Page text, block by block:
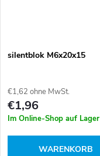
silentblok M6x20x15
€1,62 ohne MwSt.
€1,96
Im Online-Shop auf Lager
WARENKORB